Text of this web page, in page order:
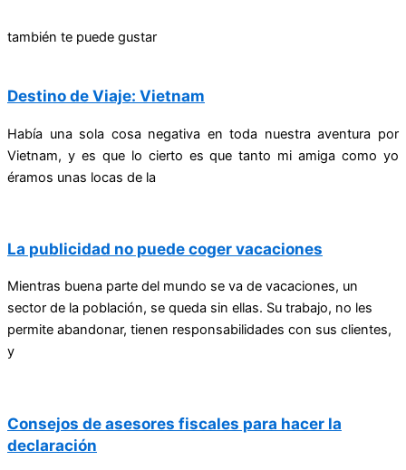
también te puede gustar
Destino de Viaje: Vietnam
Había una sola cosa negativa en toda nuestra aventura por
Vietnam, y es que lo cierto es que tanto mi amiga como yo
éramos unas locas de la
La publicidad no puede coger vacaciones
Mientras buena parte del mundo se va de vacaciones, un
sector de la población, se queda sin ellas. Su trabajo, no les
permite abandonar, tienen responsabilidades con sus clientes,
y
Consejos de asesores fiscales para hacer la
declaración